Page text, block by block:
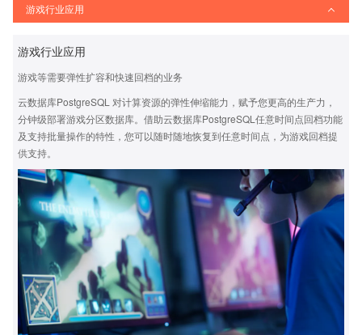
游戏行业应用
游戏行业应用
游戏等需要弹性扩容和快速回档的业务
云数据库PostgreSQL 对计算资源的弹性伸缩能力，赋予您更高的生产力，
分钟级部署游戏分区数据库。借助云数据库PostgreSQL任意时间点回档功能
及支持批量操作的特性，您可以随时随地恢复到任意时间点，为游戏回档提
供支持。